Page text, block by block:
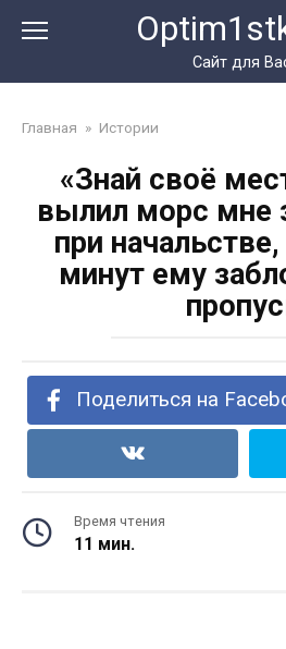
Сайт для
Главная » Истории
«Знай своё
вылил морс мне
при
минут ему
Поделиться на
Время чтения
11 мин.